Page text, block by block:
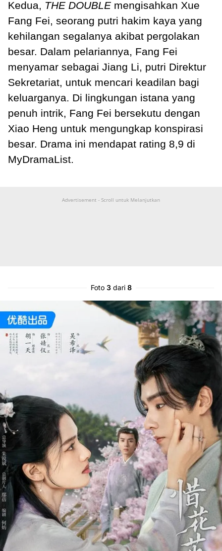
Kedua, THE DOUBLE mengisahkan Xue
Fang Fei, seorang putri hakim kaya yang
kehilangan segalanya akibat pergolakan
besar. Dalam pelariannya, Fang Fei
menyamar sebagai Jiang Li, putri Direktur
Sekretariat, untuk mencari keadilan bagi
keluarganya. Di lingkungan istana yang
penuh intrik, Fang Fei bersekutu dengan
Xiao Heng untuk mengungkap konspirasi
besar. Drama ini mendapat rating 8,9 di
MyDramaList.
Advertisement - Scroll untuk Melanjutkan
Foto 3dari 8